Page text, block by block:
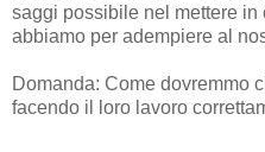
saggi possibile nel mettere in
abbiamo per adempiere al
Domanda: Come dovremmo
facendo il loro lavoro